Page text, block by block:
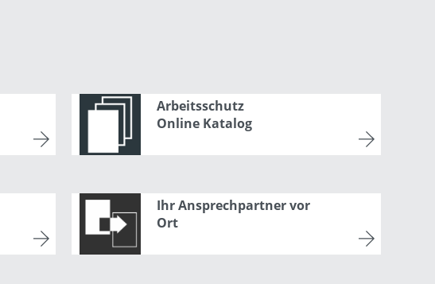
Arbeitsschutz
Online Katalog
Ihr Ansprechpartner vor
Ort